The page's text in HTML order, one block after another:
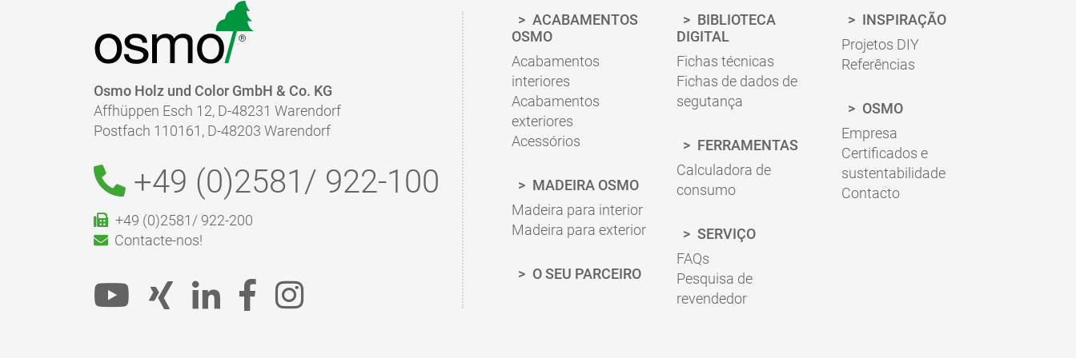
Por favor, siga as nossas sugestões nas fichas de informações do produto para a aplicação
Ir para a Calculadora de Consumo
Osmo Holz und Color GmbH & Co. KG
Affhüppen Esch 12, D-48231 Warendorf
Postfach 110161, D-48203 Warendorf
+49 (0)2581/ 922-100
+49 (0)2581/ 922-200
Contacte-nos!
ACABAMENTOS
OSMO
Acabamentos
interiores
Acabamentos
exteriores
Acessórios
MADEIRA OSMO
Madeira para interior
Madeira para exterior
O SEU PARCEIRO
BIBLIOTECA
DIGITAL
Fichas técnicas
Fichas de dados de
segutança
FERRAMENTAS
Calculadora de
consumo
SERVIÇO
FAQs
Pesquisa de
revendedor
INSPIRAÇÃO
Projetos DIY
Referências
OSMO
Empresa
Certificados e
sustentabilidade
Contacto